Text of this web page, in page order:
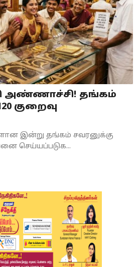
அண்ணாச்சி! தங்கம்
குறைவு
இன்று தங்கம் சவரனுக்கு
செய்யப்படுக...